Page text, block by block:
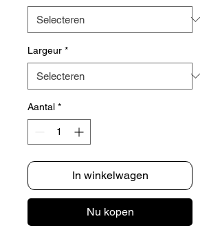
Largeur *
Aantal *
In winkelwagen
Nu kopen